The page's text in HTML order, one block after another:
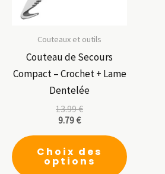
Couteaux et outils
Couteau de Secours
Compact – Crochet + Lame
Dentelée
13.99€
9.79€
Choix des
options
produit